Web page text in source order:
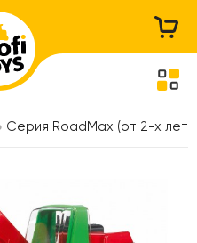
Серия RoadMax (от 2-х лет)